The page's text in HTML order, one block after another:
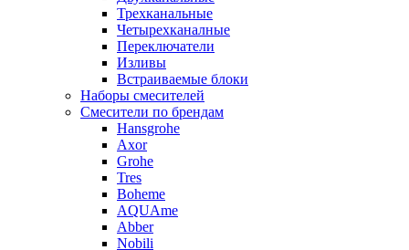
Трехканальные
Четырехканалные
Переключатели
Изливы
Встраиваемые блоки
Наборы смесителей
Смесители по брендам
Hansgrohe
Axor
Grohe
Tres
Boheme
AQUAme
Abber
Nobili